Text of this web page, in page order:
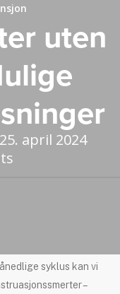
uten
25. april 2024
syklus kan vi
–